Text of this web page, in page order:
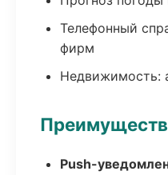
Телефонный
фирм
Недвижимость:
Push-